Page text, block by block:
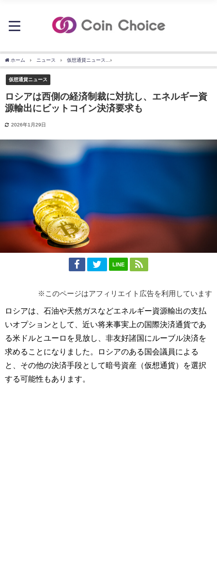
ホーム ニュース 仮想通貨ニュース
仮想通貨ニュース
ロシアは西側の経済制裁に対抗し、エネルギー資
源輸出にビットコイン決済要求も
2026年1月29日
LINE
※このページはアフィリエイト広告を利用しています
ロシアは、石油や天然ガスなどエネルギー資源輸出の支払
いオプションとして、近い将来事実上の国際決済通貨であ
る米ドルとユーロを見放し、非友好諸国にルーブル決済を
求めることになりました。ロシアのある国会議員による
と、その他の決済手段として暗号資産（仮想通貨）を選択
する可能性もあります。